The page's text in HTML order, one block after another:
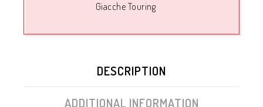
Giacche Touring
DESCRIPTION
ADDITIONAL INFORMATION